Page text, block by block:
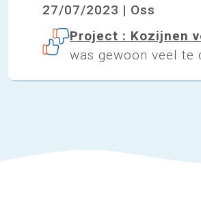
27/07/2023 | Oss
Project : Kozijnen
was gewoon veel te